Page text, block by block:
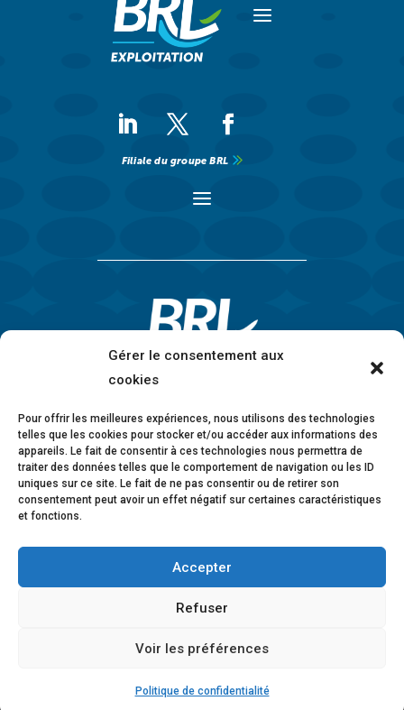
Gérer le consentement aux
cookies
Pour offrir les meilleures expériences, nous utilisons des technologies
telles que les cookies pour stocker et/ou accéder aux informations des
appareils. Le fait de consentir à ces technologies nous permettra de
traiter des données telles que le comportement de navigation ou les ID
uniques sur ce site. Le fait de ne pas consentir ou de retirer son
consentement peut avoir un effet négatif sur certaines caractéristiques
et fonctions.
Accepter
Refuser
Voir les préférences
Politique de confidentialité
a
a
Filiale du groupe BRL
• Politique de confidentialité
Lanceurs d’alerte
© 2026 BRL Exploitation